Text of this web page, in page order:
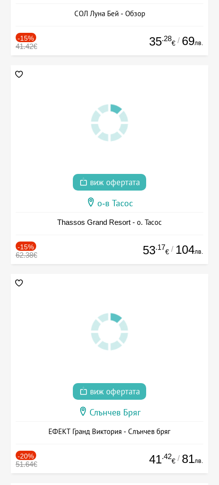
СОЛ Луна Бей - Обзор
-15%
41.42€ 35.28
€ / 69лв.
виж офертата
о-в Тасос
Thassos Grand Resort - о. Тасос
-15%
62.38€ 53.17
€ / 104лв.
виж офертата
Слънчев Бряг
ЕФЕКТ Гранд Виктория - Слънчев бряг
-20%
51.64€ 41.42
€ / 81лв.